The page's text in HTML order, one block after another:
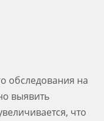
обследования на
выявить
что